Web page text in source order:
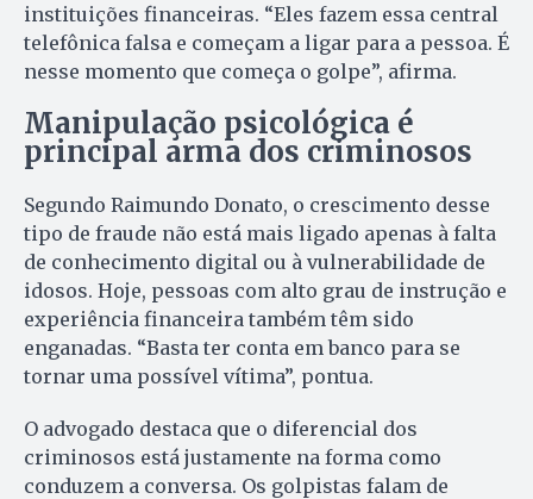
instituições financeiras. “Eles fazem essa central
telefônica falsa e começam a ligar para a pessoa. É
nesse momento que começa o golpe”, afirma.
Manipulação psicológica é
principal arma dos criminosos
Segundo Raimundo Donato, o crescimento desse
tipo de fraude não está mais ligado apenas à falta
de conhecimento digital ou à vulnerabilidade de
idosos. Hoje, pessoas com alto grau de instrução e
experiência financeira também têm sido
enganadas. “Basta ter conta em banco para se
tornar uma possível vítima”, pontua.
O advogado destaca que o diferencial dos
criminosos está justamente na forma como
conduzem a conversa. Os golpistas falam de